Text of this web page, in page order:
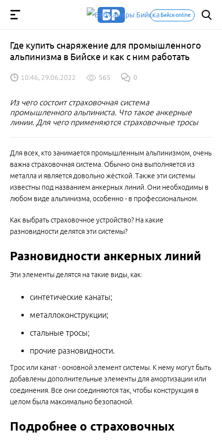
Бийск-online
Где купить снаряжение для промышленного
альпинизма в Бийске и как с ним работать
10:46, 29.06.2022 565 0
Из чего состоит страховочная система
промышленного альпиниста. Что такое анкерные
линии. Для чего применяются страховочные тросы
Для всех, кто занимается промышленным альпинизмом, очень
важна страховочная система. Обычно она выполняется из
металла и является довольно жёсткой. Также эти системы
известны под названием анкерных линий. Они необходимы в
любом виде альпинизма, особенно - в профессиональном.
Как выбрать страховочное устройство? На какие
разновидности делятся эти системы?
Разновидности анкерных линий
Эти элементы делятся на такие виды, как:
синтетические канаты;
металлоконструкции;
стальные тросы;
прочие разновидности.
Трос или канат - основной элемент системы. К нему могут быть
добавлены дополнительные элементы для амортизации или
соединения. Все они соединяются так, чтобы конструкция в
целом была максимально безопасной.
Подробнее о страховочных